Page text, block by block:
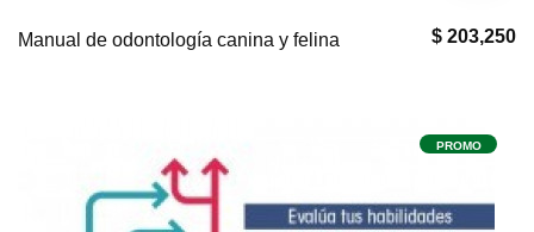
$ 203,250
Manual de odontología canina y felina
PROMO